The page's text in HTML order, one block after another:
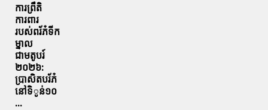
ការព្រឹតិ
ការពារ
របស់ពរ័ភ៎ទីក
ម្នាល
ជាមតូបរ៍
២០២៦:
ប្រាសិតបរ័ភ៎
នៅទិូន់១០
...